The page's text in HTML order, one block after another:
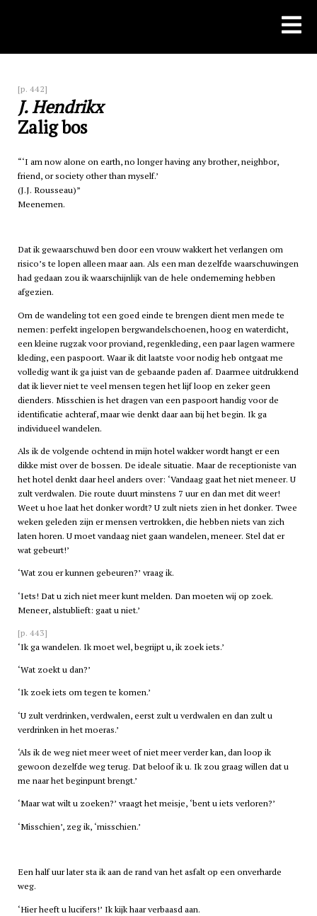
[p. 442]
J. Hendrikx
Zalig bos
‘I am now alone on earth, no longer having any brother, neighbor,
friend, or society other than myself.’
(J.J. Rousseau)
Meenemen.
Dat ik gewaarschuwd ben door een vrouw wakkert het verlangen om
risico’s te lopen alleen maar aan. Als een man dezelfde waarschuwingen
had gedaan zou ik waarschijnlijk van de hele onderneming hebben
afgezien.
Om de wandeling tot een goed einde te brengen dient men mede te
nemen: perfekt ingelopen bergwandelschoenen, hoog en waterdicht,
een kleine rugzak voor proviand, regenkleding, een paar lagen warmere
kleding, een paspoort. Waar ik dit laatste voor nodig heb ontgaat me
volledig want ik ga juist van de gebaande paden af. Daarmee uitdrukkend
dat ik liever niet te veel mensen tegen het lijf loop en zeker geen
dienders. Misschien is het dragen van een paspoort handig voor de
identificatie achteraf, maar wie denkt daar aan bij het begin. Ik ga
individueel wandelen.
Als ik de volgende ochtend in mijn hotel wakker wordt hangt er een
dikke mist over de bossen. De ideale situatie. Maar de receptioniste van
het hotel denkt daar heel anders over: ‘Vandaag gaat het niet meneer. U
zult verdwalen. Die route duurt minstens 7 uur en dan met dit weer!
Weet u hoe laat het donker wordt? U zult niets zien in het donker. Twee
weken geleden zijn er mensen vertrokken, die hebben niets van zich
laten horen. U moet vandaag niet gaan wandelen, meneer. Stel dat er
wat gebeurt!’
‘Wat zou er kunnen gebeuren?’ vraag ik.
‘Iets! Dat u zich niet meer kunt melden. Dan moeten wij op zoek.
Meneer, alstublieft: gaat u niet.’
[p. 443]
‘Ik ga wandelen. Ik moet wel, begrijpt u, ik zoek iets.’
‘Wat zoekt u dan?’
‘Ik zoek iets om tegen te komen.’
‘U zult verdrinken, verdwalen, eerst zult u verdwalen en dan zult u
verdrinken in het moeras.’
‘Als ik de weg niet meer weet of niet meer verder kan, dan loop ik
gewoon dezelfde weg terug. Dat beloof ik u. Ik zou graag willen dat u
me naar het beginpunt brengt.’
‘Maar wat wilt u zoeken?’ vraagt het meisje, ‘bent u iets verloren?’
‘Misschien’, zeg ik, ‘misschien.’
Een half uur later sta ik aan de rand van het asfalt op een onverharde
weg.
‘Hier heeft u lucifers!’ Ik kijk haar verbaasd aan.